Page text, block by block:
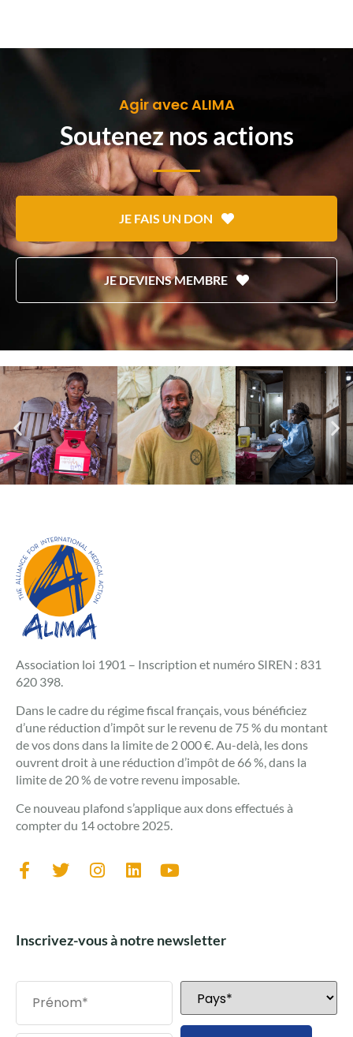
Agir avec ALIMA
Soutenez nos actions
JE FAIS UN DON
JE DEVIENS MEMBRE
Association loi 1901 – Inscription et numéro SIREN : 831
620 398.
Dans le cadre du régime fiscal français, vous bénéficiez
d’une réduction d’impôt sur le revenu de 75 % du montant
de vos dons dans la limite de 2 000 €. Au-delà, les dons
ouvrent droit à une réduction d’impôt de 66 %, dans la
limite de 20 % de votre revenu imposable.
Ce nouveau plafond s’applique aux dons effectués à
compter du 14 octobre 2025.
Inscrivez-vous à notre newsletter